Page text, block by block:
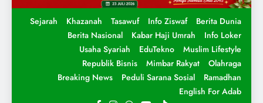
Sejarah Khazanah Tasawuf Info Ziswaf
Berita Dunia
Berita Nasional
Kabar Haji Umrah
Info Loker
Usaha Syariah
EduTekno
Muslim Lifestyle
Republik Bisnis
Mimbar Rakyat
Olahraga
Breaking News
Peduli Sarana Sosial
Ramadhan
English For Adab